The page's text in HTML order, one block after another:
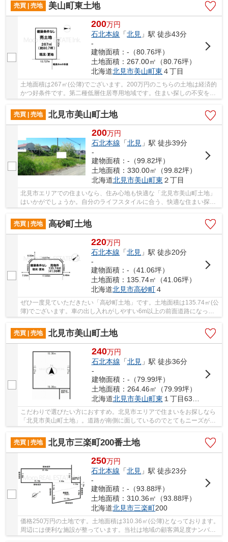
売買 | 売地
美山町東土地
200万円
石北本線 「北見 」駅 徒歩43分
-
建物面積：-（80.76坪）
土地面積：267.00㎡（80.76坪）
北海道北見市美山町東 ４丁目
土地面積は267㎡(公簿)でございます。200万円のこちらの土地は経済的
かつ好条件です。第二種低層住居専用地域です。住まい探しの不安を、
当社で解消しませんか。不動産のプロである当...
売買 | 売地
北見市美山町土地
200万円
石北本線 「北見」駅 徒歩39分
-
建物面積：-（99.82坪）
土地面積：330.00㎡（99.82坪）
北海道北見市美山町東 ２丁目
北見市エリアでの住まいなら、住み心地も快適な「北見市美山町土地」
はいかがでしょうか。自分のライフスタイルに合う、快適な住まい探し
売買 | 売地
高砂町土地
220万円
石北本線 「北見 」駅 徒歩20分
-
建物面積：-（41.06坪）
土地面積：135.74㎡（41.06坪）
北海道北見市高砂町４
ぜひ一度見ていただきたい「高砂町土地」です。土地面積は135.74㎡(公
簿)でございます。車の出し入れがしやすい6m以上の前面道路になって
売買 | 売地
北見市美山町土地
240万円
石北本線 「北見 」駅 徒歩36分
-
建物面積：-（79.99坪）
土地面積：264.46㎡（79.99坪）
北海道北見市美山町東 １丁目63番1
こだわりで選びたい方におすすめ。北見市エリアで住まいをお探しなら
「北見市美山町土地」。道路が南側に面しているのでとてもニーズが高
売買 | 売地
北見市三楽町200番土地
250万円
石北本線 「北見 」駅 徒歩23分
-
建物面積：-（93.88坪）
土地面積：310.36㎡（93.88坪）
北海道北見市三楽町200
価格250万円の土地です。土地面積は310.36㎡(公簿)となっております。
周辺には便利な施設が整っています。当社は地域の顧客満足度ナンバー